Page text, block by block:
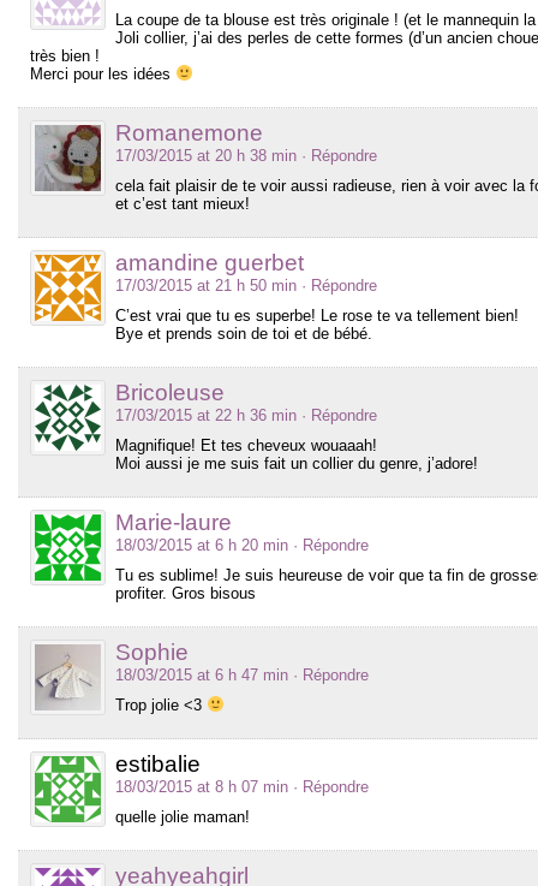
La coupe de ta blouse est très originale ! (et le mannequin
Joli collier, j’ai des perles de cette formes (d’un ancien
très bien !
Merci pour les idées
Romanemone
17/03/2015 at 20 h 38 min · Répondre
cela fait plaisir de te voir aussi radieuse, rien à voir avec la
et c’est tant mieux!
amandine guerbet
17/03/2015 at 21 h 50 min · Répondre
C’est vrai que tu es superbe! Le rose te va tellement bien!
Bye et prends soin de toi et de bébé.
Bricoleuse
17/03/2015 at 22 h 36 min · Répondre
Magnifique! Et tes cheveux wouaaah!
Moi aussi je me suis fait un collier du genre, j’adore!
Marie-laure
18/03/2015 at 6 h 20 min · Répondre
Tu es sublime! Je suis heureuse de voir que ta fin de
profiter. Gros bisous
Sophie
18/03/2015 at 6 h 47 min · Répondre
Trop jolie <3
estibalie
18/03/2015 at 8 h 07 min · Répondre
quelle jolie maman!
yeahyeahgirl